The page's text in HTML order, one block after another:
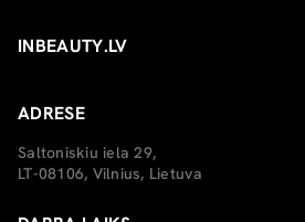
INBEAUTY.LV
ADRESE
Saltoniskiu iela 29,
LT-08106, Vilnius, Lietuva